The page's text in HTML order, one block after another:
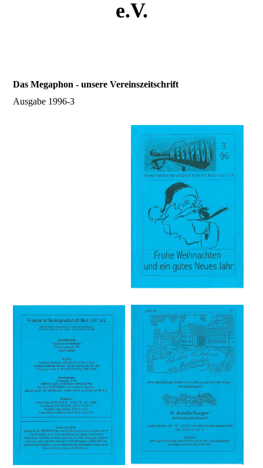
e.V.
Das Megaphon - unsere Vereinszeitschrift
Ausgabe 1996-3